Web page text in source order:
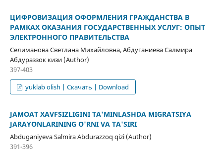
ЦИФРОВИЗАЦИЯ ОФОРМЛЕНИЯ ГРАЖДАНСТВА В
РАМКАХ ОКАЗАНИЯ ГОСУДАРСТВЕННЫХ УСЛУГ: ОПЫТ
ЭЛЕКТРОННОГО ПРАВИТЕЛЬСТВА
Селиманова Светлана Михайловна, Абдуганиева Салмира
Абдураззок кизи (Author)
397-403
yuklab olish | Скачать | Download
JAMOAT XAVFSIZLIGINI TA'MINLASHDA MIGRATSIYA
JARAYONLARINING O'RNI VA TA'SIRI
Abduganiyeva Salmira Abdurazzoq qizi (Author)
391-396